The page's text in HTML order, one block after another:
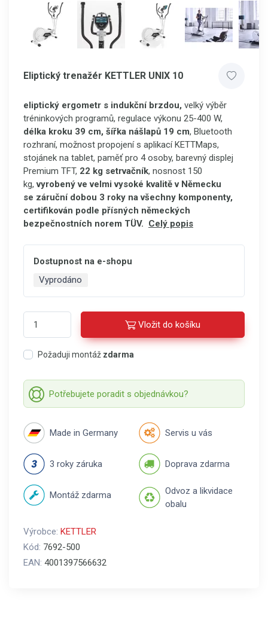
Eliptický trenažér KETTLER UNIX 10
eliptický ergometr s indukční brzdou, velký výběr
tréninkových programů, regulace výkonu 25-400 W,
délka kroku 39 cm, šířka nášlapů 19 cm, Bluetooth
rozhraní, možnost propojení s aplikací KETTMaps,
stojánek na tablet, paměť pro 4 osoby, barevný displej
Premium TFT, 22 kg setrvačník, nosnost 150
kg,vyrobený ve velmi vysoké kvalitě v Německu
se záruční dobou 3 roky na všechny komponenty,
certifikován podle přísných německých
bezpečnostních norem TÜV. Celý popis
Dostupnost na e-shopu
Vyprodáno
Vložit do košíku
Požaduji montáž zdarma
Potřebujete poradit s objednávkou?
Made in Germany Servis u vás
3 roky záruka Doprava zdarma
Montáž zdarma
Odvoz a likvidace
obalu
Výrobce: KETTLER
Kód: 7692-500
EAN: 4001397566632